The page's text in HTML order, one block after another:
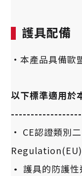
護具配備
·本產品具備歐
以下標準適用於
• CE認證類別
· 護具的防護